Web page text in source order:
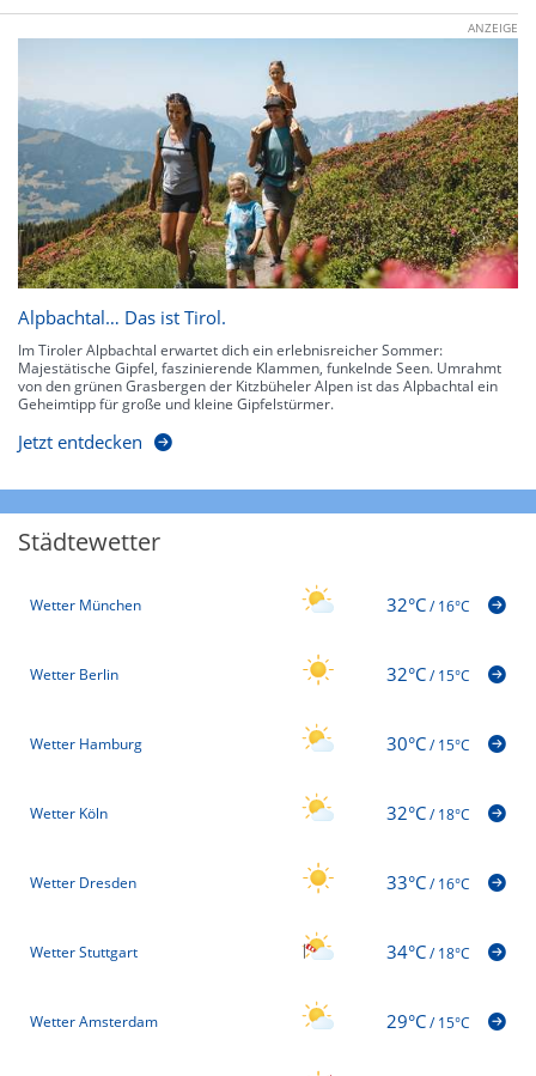
ANZEIGE
Alpbachtal… Das ist Tirol.
Im Tiroler Alpbachtal erwartet dich ein erlebnisreicher Sommer:
Majestätische Gipfel, faszinierende Klammen, funkelnde Seen. Umrahmt
von den grünen Grasbergen der Kitzbüheler Alpen ist das Alpbachtal ein
Geheimtipp für große und kleine Gipfelstürmer.
Jetzt entdecken
Städtewetter
Wetter München 32°C/16°C
Wetter Berlin 32°C/15°C
Wetter Hamburg 30°C/15°C
Wetter Köln 32°C/18°C
Wetter Dresden 33°C/16°C
Wetter Stuttgart 34°C/18°C
Wetter Amsterdam 29°C/15°C